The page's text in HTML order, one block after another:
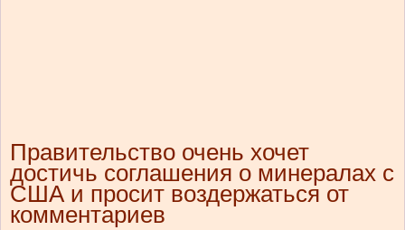
Правительство очень хочет
достичь соглашения о минералах с
США и просит воздержаться от
комментариев